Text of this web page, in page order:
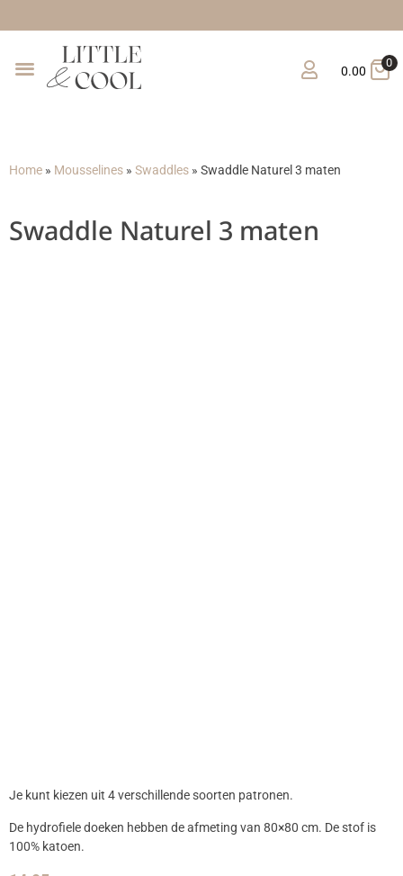
0.00
0
Home » Mousselines » Swaddles » Swaddle Naturel 3 maten
Swaddle Naturel 3 maten
Je kunt kiezen uit 4 verschillende soorten patronen.
De hydrofiele doeken hebben de afmeting van 80×80 cm. De stof is
100% katoen.